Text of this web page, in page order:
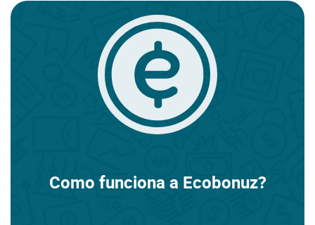
Como funciona a Ecobonuz?